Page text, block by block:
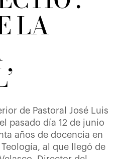
LA
de Pastoral José Luis
pasado día 12 de junio
años de docencia en
al que llegó de